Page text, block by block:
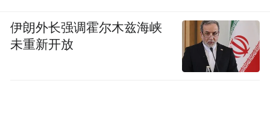
伊朗外长强调霍尔木兹海峡
未重新开放